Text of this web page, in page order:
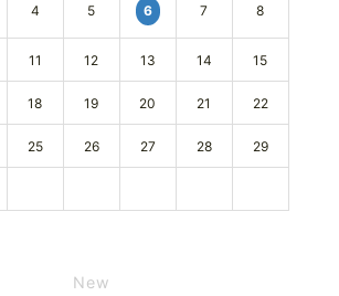
4 5 6 7 8
11 12 13 14 15
18 19 20 21 22
25 26 27 28 29
New